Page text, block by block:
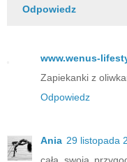
Odpowiedz
www.wenus-
Zapiekanki z
Odpowiedz
Ania 29 listopada
całą swoją